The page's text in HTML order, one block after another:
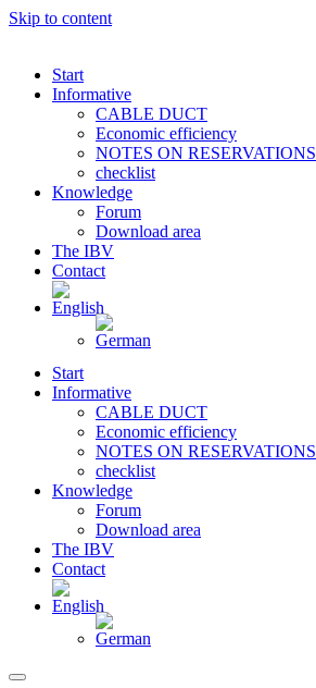
Skip to content
Start
Informative
CABLE DUCT
Economic efficiency
NOTES ON RESERVATIONS
checklist
Knowledge
Forum
Download area
The IBV
Contact
Start
Informative
CABLE DUCT
Economic efficiency
NOTES ON RESERVATIONS
checklist
Knowledge
Forum
Download area
The IBV
Contact